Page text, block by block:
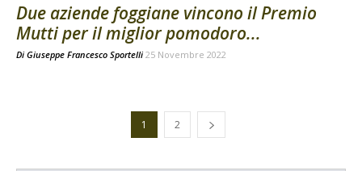
Due aziende foggiane vincono il Premio
Mutti per il miglior pomodoro...
Di Giuseppe Francesco Sportelli 25 Novembre 2022
1 2